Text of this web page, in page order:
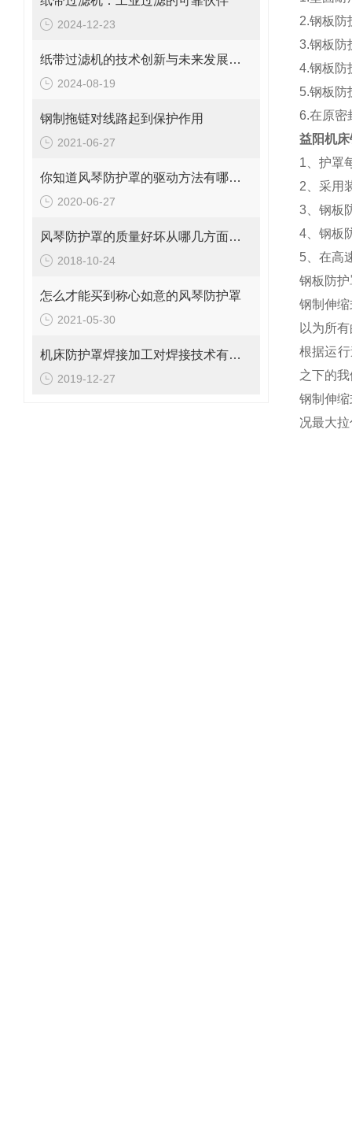
2024-12-23
纸带过滤机的技术创新与未来发展趋势
2024-08-19
钢制拖链对线路起到保护作用
2021-06-27
你知道风琴防护罩的驱动方法有哪些吗？
2020-06-27
风琴防护罩的质量好坏从哪几方面区分
2018-10-24
怎么才能买到称心如意的风琴防护罩
2021-05-30
机床防护罩焊接加工对焊接技术有哪些要求
2019-12-27
2.钢板防
3.钢板防
4.钢板防
5.钢板防
6.在原
益阳机
1、护罩
2、采用
3、钢板
4、钢板
5、在高
钢板防
钢制伸
以为所
根据运
之下的
钢制伸
况最大